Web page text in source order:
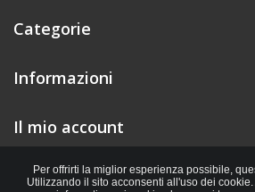
Categorie
Informazioni
Il mio account
Per offrirti la miglior esperienza possibile,
Utilizzando il sito acconsenti all'uso dei